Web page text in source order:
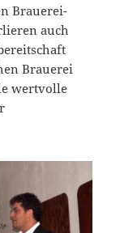
Brauerei-
auch
Brauerei
wertvolle